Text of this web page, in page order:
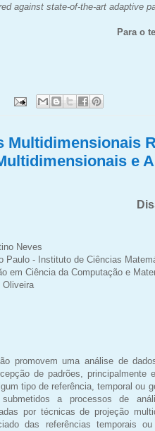
against state-of-the-art adaptive
Para o
Multidimensionais
e
Neves
Paulo - Instituto de Ciências
em Ciência da Computação e
Oliveira
promovem uma análise de
de padrões, principalmente
tipo de referência, temporal ou
a processos de
por técnicas de projeção
das referências temporais